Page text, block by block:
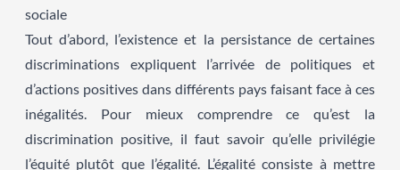
sociale
Tout d’abord, l’existence et la persistance de certaines
discriminations expliquent l’arrivée de politiques et
d’actions positives dans différents pays faisant face à ces
inégalités. Pour mieux comprendre ce qu’est la
discrimination positive, il faut savoir qu’elle privilégie
l’équité plutôt que l’égalité. L’égalité consiste à mettre